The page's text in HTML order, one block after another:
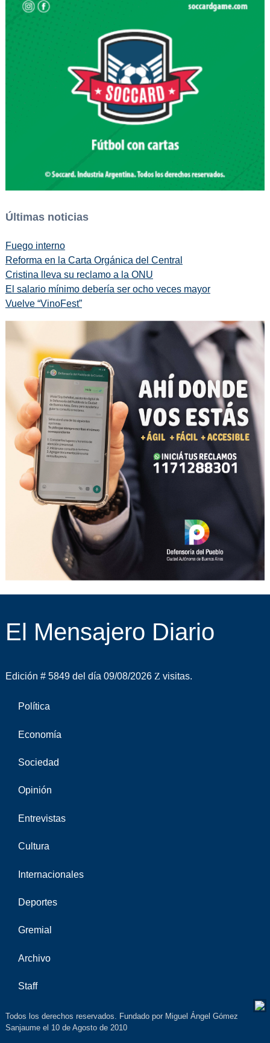
Últimas noticias
Fuego interno
Reforma en la Carta Orgánica del Central
Cristina lleva su reclamo a la ONU
El salario mínimo debería ser ocho veces mayor
Vuelve “VinoFest”
El Mensajero Diario
Edición # 5849 del día 09/08/2026 visitas.
Política
Economía
Sociedad
Opinión
Entrevistas
Cultura
Internacionales
Deportes
Gremial
Archivo
Staff
Todos los derechos reservados. Fundado por Miguel Ángel Gómez
Sanjaume el 10 de Agosto de 2010